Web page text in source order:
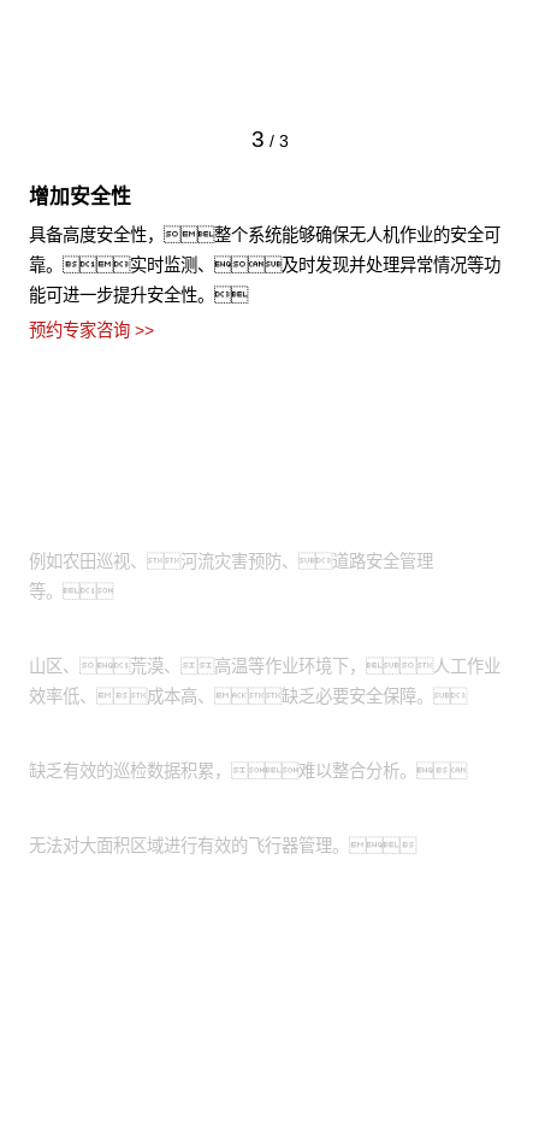
3 / 3
增加安全性
具备高度安全性，整个系统能够确保无人机作业的安全可
靠。实时监测、及时发现并处理异常情况等功
能可进一步提升安全性。
预约专家咨询 >>
例如农田巡视、河流灾害预防、道路安全管理
等。
山区、荒漠、高温等作业环境下，人工作业
效率低、成本高、缺乏必要安全保障。
缺乏有效的巡检数据积累，难以整合分析。
无法对大面积区域进行有效的飞行器管理。